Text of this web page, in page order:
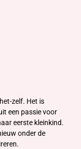
zelf. Het is
een passie voor
eerste kleinkind.
onder de